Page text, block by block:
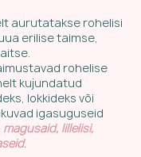
aurutatakse rohelisi
erilise taimse,
rohelise
kujundatud
lokkideks või
igasuguseid
lillelisi,
.